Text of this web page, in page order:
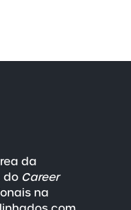
da
do Career
na